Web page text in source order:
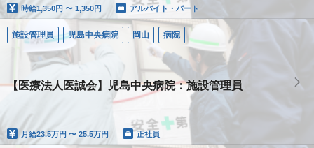
時給1,350円 〜 1,350円 アルバイト・パート
施設管理員 児島中央病院 岡山 病院
【医療法人医誠会】児島中央病院：施設管理員
月給23.5万円 〜 25.5万円 正社員